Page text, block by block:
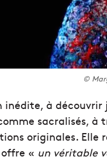
©
à découvrir
sacralisés, à
originales. Elle
« un véritable